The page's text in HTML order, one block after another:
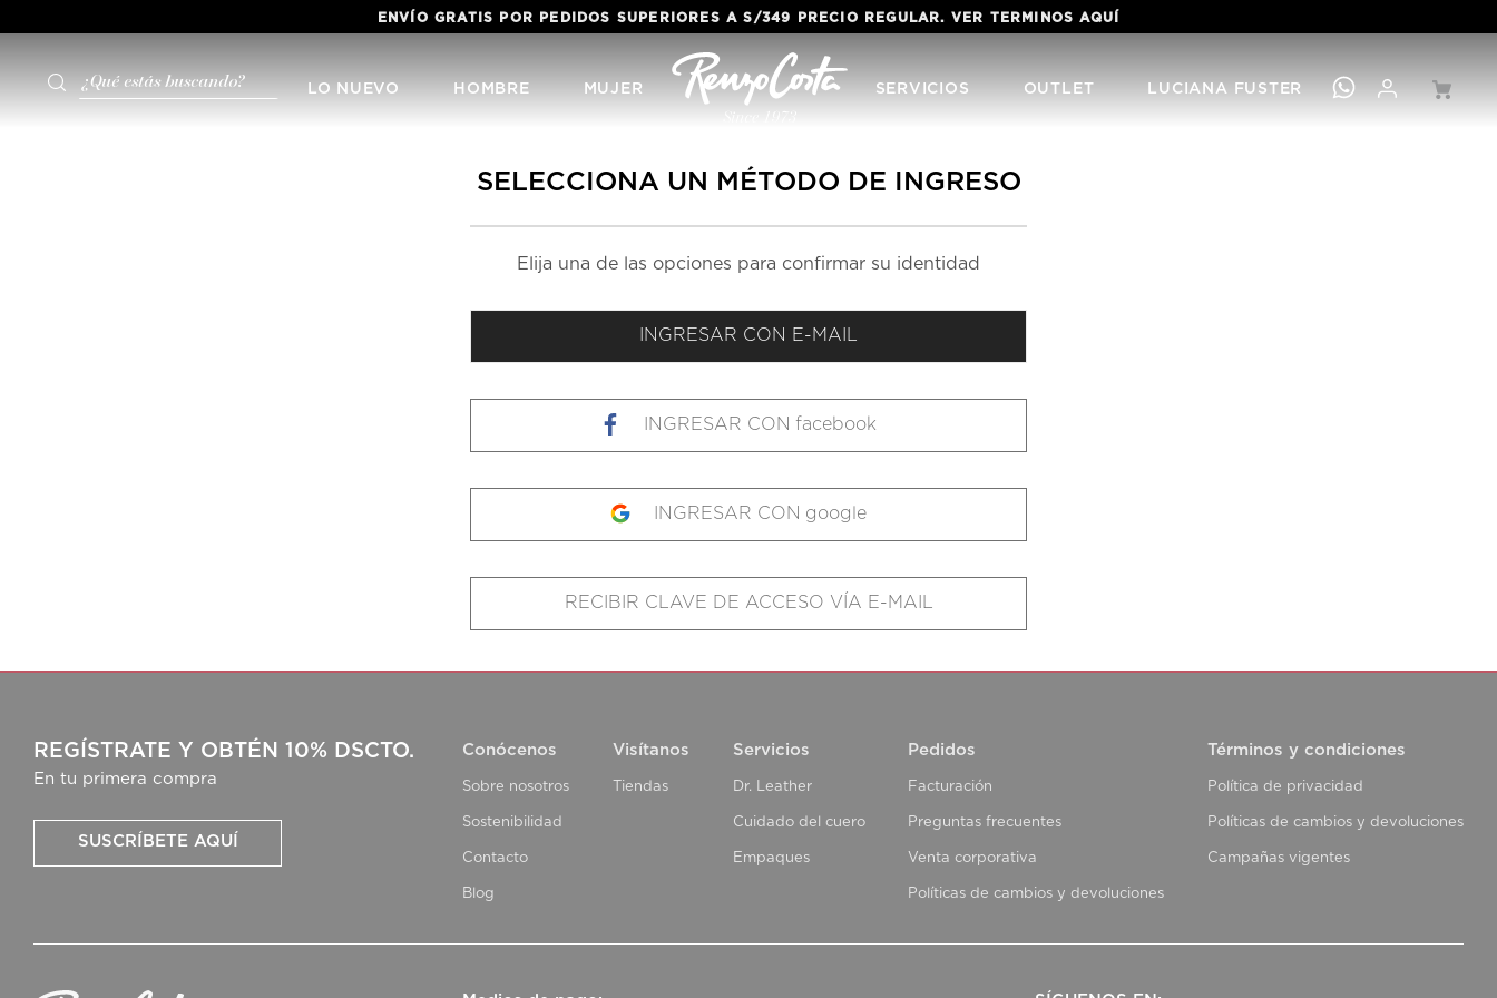
ENVÍO GRATIS POR PEDIDOS SUPERIORES A S/349 PRECIO REGULAR. VER TERMINOSAQUÍ
LO NUEVO HOMBRE MUJER SERVICIOS OUTLET LUCIANA FUSTER
SELECCIONA UN MÉTODO DE INGRESO
google
facebook
REGÍSTRATE Y OBTÉN 10% DSCTO.
En tu primera compra
SUSCRÍBETE AQUÍ
Conócenos
Sobre nosotros
Sostenibilidad
Contacto
Blog
Visítanos
Tiendas
Servicios
Dr. Leather
Cuidado del cuero
Empaques
Pedidos
Facturación
Preguntas frecuentes
Venta corporativa
Políticas de cambios y devoluciones
Términos y condiciones
Política de privacidad
Políticas de cambios y devoluciones
Campañas vigentes